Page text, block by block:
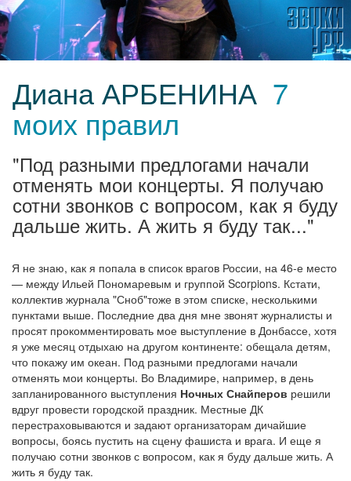
Диана АРБЕНИНА 7
моих правил
"Под разными предлогами начали
отменять мои концерты. Я получаю
сотни звонков с вопросом, как я буду
дальше жить. А жить я буду так..."
Я не знаю, как я попала в список врагов России, на 46-е место
— между Ильей Пономаревым и группой Scorpions. Кстати,
коллектив журнала "Сноб"тоже в этом списке, несколькими
пунктами выше. Последние два дня мне звонят журналисты и
просят прокомментировать мое выступление в Донбассе, хотя
я уже месяц отдыхаю на другом континенте: обещала детям,
что покажу им океан. Под разными предлогами начали
отменять мои концерты. Во Владимире, например, в день
запланированного выступления Ночных Снайперов решили
вдруг провести городской праздник. Местные ДК
перестраховываются и задают организаторам дичайшие
вопросы, боясь пустить на сцену фашиста и врага. И еще я
получаю сотни звонков с вопросом, как я буду дальше жить. А
жить я буду так.